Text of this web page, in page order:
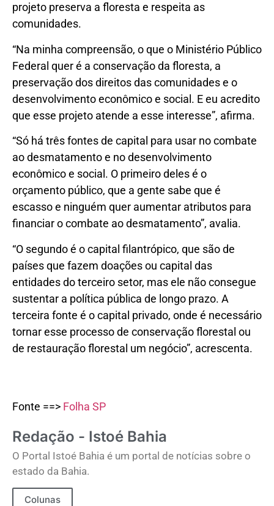
projeto preserva a floresta e respeita as
comunidades.
“Na minha compreensão, o que o Ministério Público
Federal quer é a conservação da floresta, a
preservação dos direitos das comunidades e o
desenvolvimento econômico e social. E eu acredito
que esse projeto atende a esse interesse”, afirma.
“Só há três fontes de capital para usar no combate
ao desmatamento e no desenvolvimento
econômico e social. O primeiro deles é o
orçamento público, que a gente sabe que é
escasso e ninguém quer aumentar atributos para
financiar o combate ao desmatamento”, avalia.
“O segundo é o capital filantrópico, que são de
países que fazem doações ou capital das
entidades do terceiro setor, mas ele não consegue
sustentar a política pública de longo prazo. A
terceira fonte é o capital privado, onde é necessário
tornar esse processo de conservação florestal ou
de restauração florestal um negócio”, acrescenta.
Fonte ==> Folha SP
Redação - Istoé Bahia
O Portal Istoé Bahia é um portal de notícias sobre o
estado da Bahia.
Colunas